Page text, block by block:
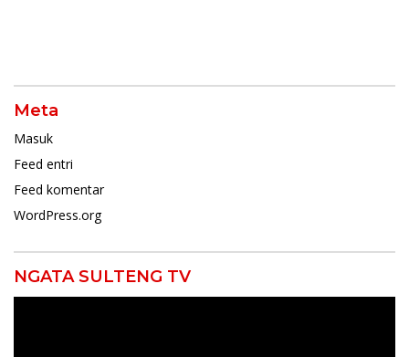
Meta
Masuk
Feed entri
Feed komentar
WordPress.org
NGATA SULTENG TV